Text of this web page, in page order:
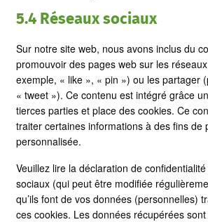
5.4 Réseaux sociaux
Sur notre site web, nous avons inclus du
promouvoir des pages web sur les
exemple, « like », « pin ») ou les partager
« tweet »). Ce contenu est intégré grâce
tierces parties et place des cookies. Ce
traiter certaines informations à des fins de
personnalisée.
Veuillez lire la déclaration de
sociaux (qui peut être modifiée
qu’ils font de vos données (personnelles)
ces cookies. Les données récupérées